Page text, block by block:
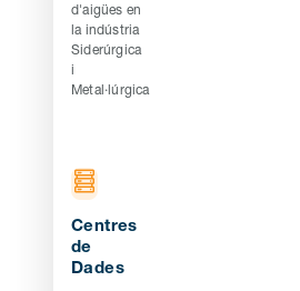
d'aigües en
la indústria
Siderúrgica
i
Metal·lúrgica
Centres
de
Dades